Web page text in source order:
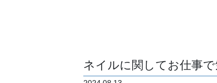
ネイルに関してお仕事